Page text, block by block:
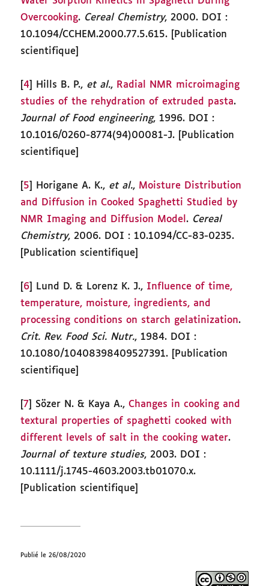
Overcooking. Cereal Chemistry, 2000. DOI :
10.1094/CCHEM.2000.77.5.615. [Publication
scientifique]
[4 ] Hills B. P., et al., Radial NMR microimaging
studies of the rehydration of extruded pasta.
Journal of Food engineering, 1996. DOI :
10.1016/0260-8774(94)00081-J. [Publication
scientifique]
5 ] Horigane A. K., et al., Moisture Distribution
and Diffusion in Cooked Spaghetti Studied by
NMR Imaging and Diffusion Model. Cereal
Chemistry, 2006. DOI : 10.1094/CC-83-0235.
[Publication scientifique]
6 ] Lund D. & Lorenz K. J., Influence of time,
temperature, moisture, ingredients, and
processing conditions on starch gelatinization.
Crit. Rev. Food Sci. Nutr., 1984. DOI :
10.1080/10408398409527391. [Publication
scientifique]
[7 ] Sözer N. & Kaya A.,Changes in cooking and
textural properties of spaghetti cooked with
different levels of salt in the cooking water.
Journal of texture studies, 2003. DOI :
10.1111/j.1745-4603.2003.tb01070.x.
[Publication scientifique]
Publié le 26/08/2020